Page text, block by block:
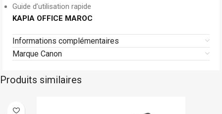
Guide d’utilisation rapide
KAPIA OFFICE MAROC
Informations complémentaires
Marque Canon
Produits similaires
Catiga